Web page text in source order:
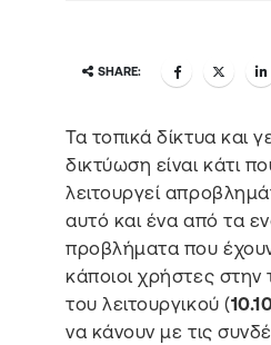
SHARE:
Τα τοπικά δίκτυα και
δικτύωση είναι κάτι
λειτουργεί
αυτό και ένα από τα
προβλήματα που
κάποιοι χρήστες στην
του λειτουργικού (
να κάνουν με τις